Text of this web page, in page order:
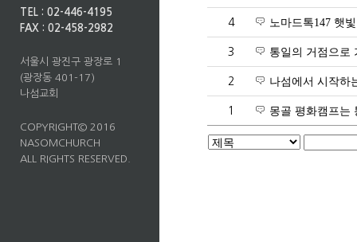
TEL : 02-446-4195
FAX : 02-458-2982
서울시 광진구 광장로 1
(광장동 401-17)
나섬교회
COPYRIGHT© 2016
NASOMCHURCH
ALL RIGHTS RESERVED.
4 노마드톡147 햇
3 통일의 거점으로
2 나섬에서 시작하
1 몽골 평화캠프는